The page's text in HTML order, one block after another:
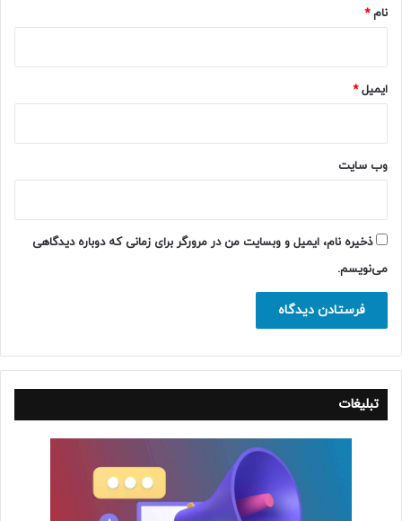
نام*
ایمیل*
وب‌ سایت
ذخیره نام، ایمیل و وبسایت من در مرورگر برای زمانی که دوباره دیدگاهی
می‌نویسم.
تبلیغات